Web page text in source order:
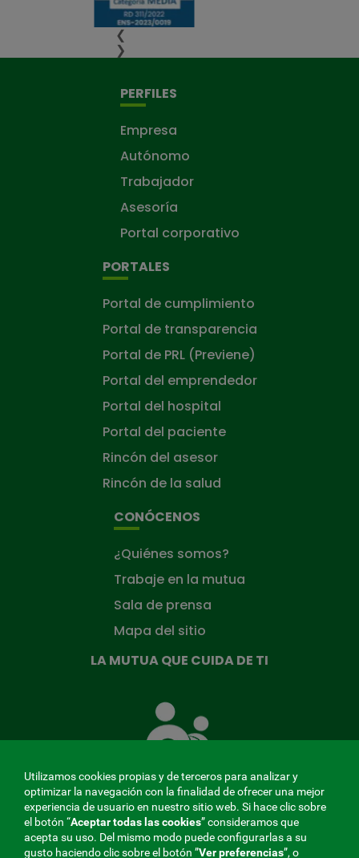
❮
❯
PERFILES
Empresa
Autónomo
Trabajador
Asesoría
Portal corporativo
PORTALES
Portal de cumplimiento
Portal de transparencia
Portal de PRL (Previene)
Portal del emprendedor
Portal del hospital
Portal del paciente
Rincón del asesor
Rincón de la salud
CONÓCENOS
¿Quiénes somos?
Trabaje en la mutua
Sala de prensa
Mapa del sitio
LA MUTUA QUE CUIDA DE TI
Mutua
que
ti
MENÚ
Utilizamos cookies propias y de terceros para analizar y
optimizar la navegación con la finalidad de ofrecer una mejor
experiencia de usuario en nuestro sitio web. Si hace clic sobre
el botón “Aceptar todas las cookies” consideramos que
acepta su uso. Del mismo modo puede configurarlas a su
gusto haciendo clic sobre el botón ”Ver preferencias”, o